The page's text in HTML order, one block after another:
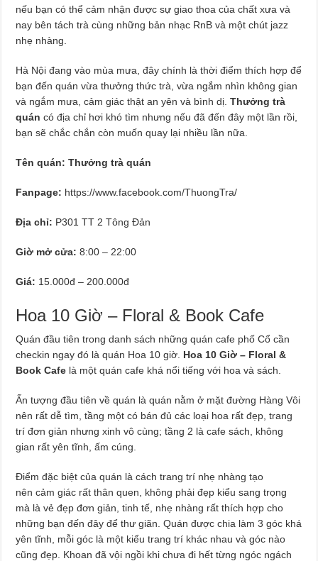
nếu bạn có thể cảm nhận được sự giao thoa của chất xưa và
nay bên tách trà cùng những bản nhạc RnB và một chút jazz
nhẹ nhàng.
Hà Nội đang vào mùa mưa, đây chính là thời điểm thích hợp để
bạn đến quán vừa thưởng thức trà, vừa ngắm nhìn không gian
và ngắm mưa, cảm giác thật an yên và bình dị.Thưởng trà
quán có địa chỉ hơi khó tìm nhưng nếu đã đến đây một lần rồi,
bạn sẽ chắc chắn còn muốn quay lại nhiều lần nữa.
Tên quán: Thưởng trà quán
Fanpage: https://www.facebook.com/ThuongTra/
Địa chỉ: P301 TT 2 Tông Đản
Giờ mở cửa: 8:00 – 22:00
Giá: 15.000đ – 200.000đ
Hoa 10 Giờ – Floral & Book Cafe
Quán đầu tiên trong danh sách những quán cafe phố Cổ cần
checkin ngay đó là quán Hoa 10 giờ. Hoa 10 Giờ – Floral &
Book Cafe là một quán cafe khá nổi tiếng với hoa và sách.
Ấn tượng đầu tiên về quán là quán nằm ở mặt đường Hàng Vôi
nên rất dễ tìm, tầng một có bán đủ các loại hoa rất đẹp, trang
trí đơn giản nhưng xinh vô cùng; tầng 2 là cafe sách, không
gian rất yên tĩnh, ấm cúng.
Điểm đặc biệt của quán là cách trang trí nhẹ nhàng tạo
nên cảm giác rất thân quen, không phải đẹp kiểu sang trọng
mà là vẻ đẹp đơn giản, tinh tế, nhẹ nhàng rất thích hợp cho
những bạn đến đây để thư giãn. Quán được chia làm 3 góc khá
yên tĩnh, mỗi góc là một kiểu trang trí khác nhau và góc nào
cũng đẹp. Khoan đã vội ngồi khi chưa đi hết từng ngóc ngách